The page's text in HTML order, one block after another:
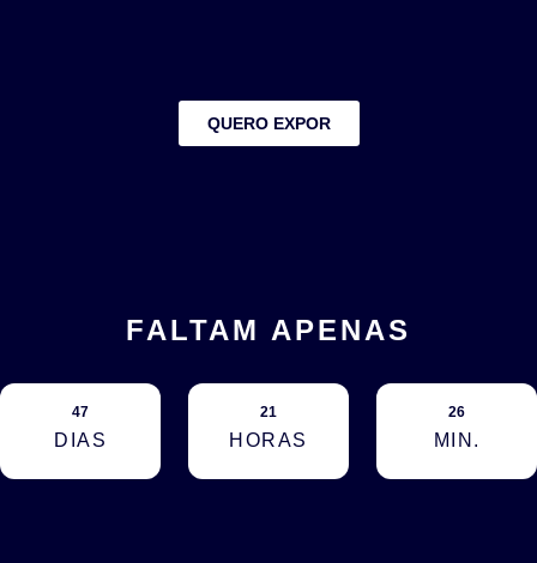
QUERO EXPOR
FALTAM APENAS
47
DIAS
21
HORAS
26
MIN.